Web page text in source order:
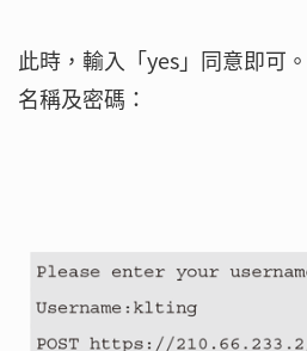
此時，輸入「yes」同意即可
名稱及密碼：